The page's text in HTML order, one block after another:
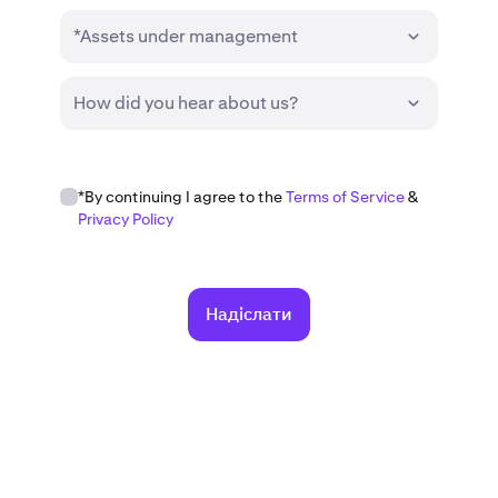
*Assets under management
How did you hear about us?
*By continuing I agree to theTerms of Service&
Privacy Policy
Надіслати